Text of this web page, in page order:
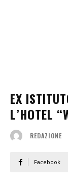
EX
L’HOTEL
REDAZIONE
Facebook